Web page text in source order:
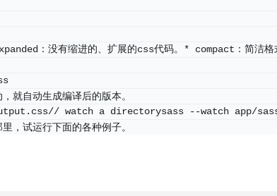
：没有缩进的、扩展的css代码。* compact：简洁
就自动生成编译后的版本。
watch a directorysass --watch app/
，试运行下面的各种例子。